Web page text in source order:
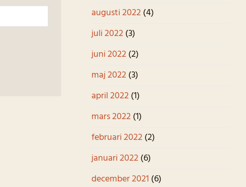
augusti 2022(4)
juli 2022(3)
juni 2022(2)
maj 2022(3)
april 2022(1)
mars 2022(1)
februari 2022(2)
januari 2022(6)
december 2021 (6)